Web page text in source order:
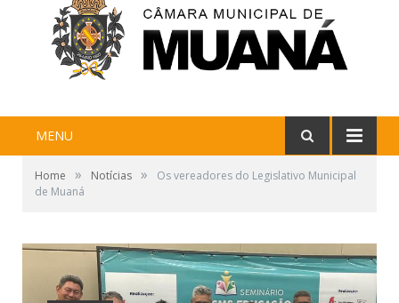
MENU
Home » Notícias »
Os vereadores do Legislativo Municipal
de Muaná